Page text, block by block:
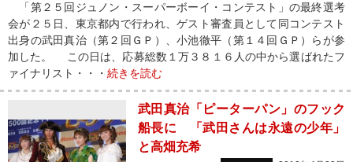
「第２５回ジュノン・スーパーボーイ・コンテスト」の最終選考
会が２５日、東京都内で行われ、ゲスト審査員として同コンテスト
出身の武田真治（第２回ＧＰ）、小池徹平（第１４回ＧＰ）らが参
加した。 この日は、応募総数１万３８１６人の中から選ばれたフ
ァイナリスト・・・ 続きを読む
武田真治「ピーターパン」のフック
船長に 「武田さんは永遠の少年」
と高畑充希